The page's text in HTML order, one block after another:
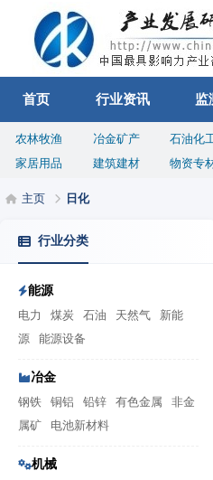
首页 行业资讯 监
农林牧渔 冶金矿产 石油化
家居用品
建筑建材 物资专
主页 日化
行业分类
能源
电力 煤炭 石油 天然气
新能
源
能源设备
冶金
钢铁 铜铝 铅锌 有色金属
非金
属矿
电池新材料
机械